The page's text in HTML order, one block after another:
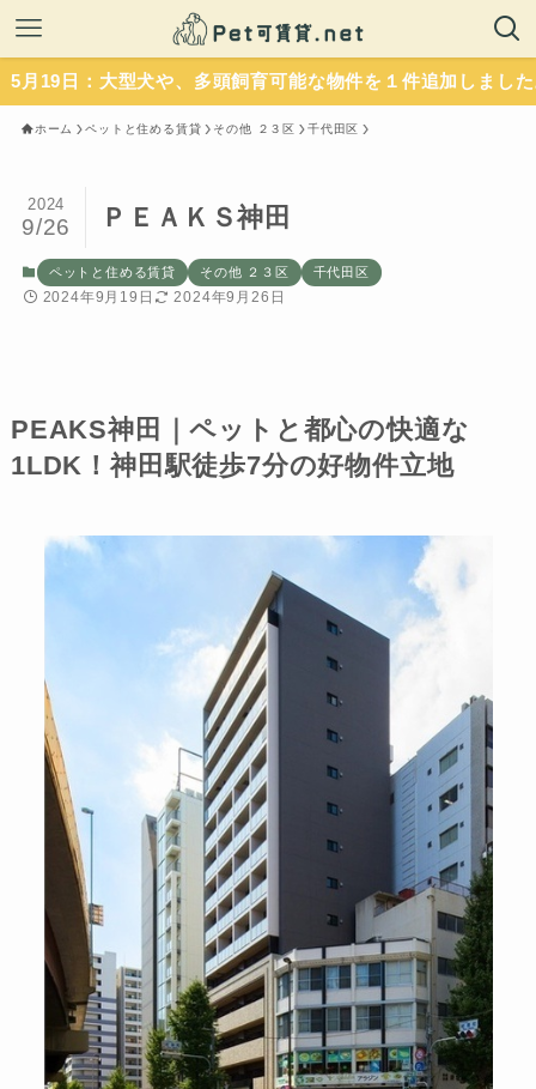
型犬や、多頭飼育可能な物件を１件追加しました。いずれ
ホーム ペットと住める賃貸 その他 ２３区 千代田区
ＰＥＡＫＳ神田
2024
9/26
ペットと住める賃貸 その他 ２３区 千代田区
2024年9月19日 2024年9月26日
PEAKS神田｜ペットと都心の快適な
1LDK！神田駅徒歩7分の好物件立地